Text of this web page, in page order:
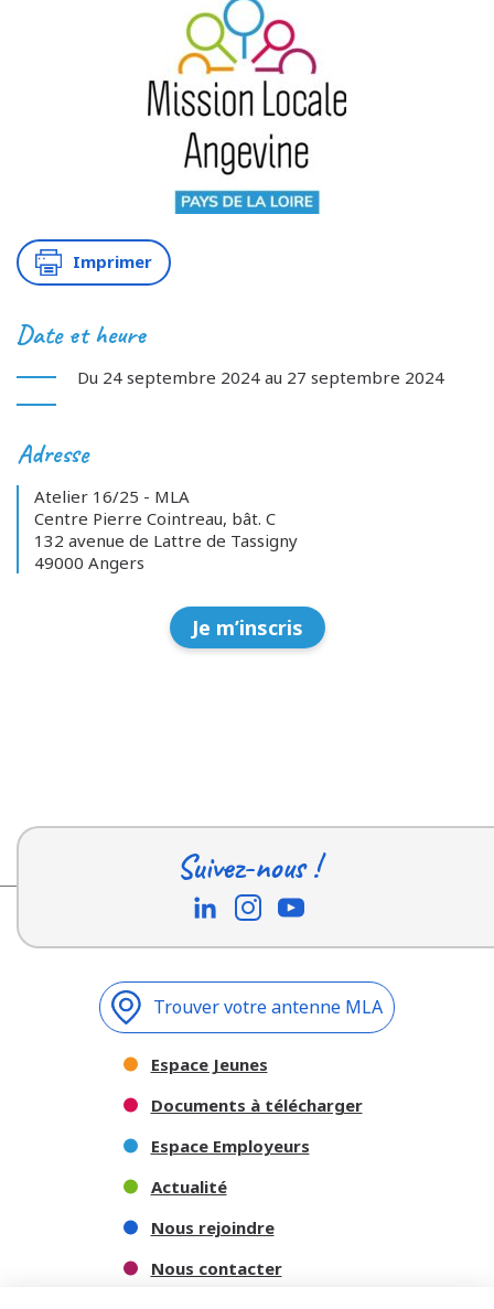
Imprimer
Date et heure
Du 24 septembre 2024 au 27 septembre 2024
Adresse
Atelier 16/25 - MLA
Centre Pierre Cointreau, bât. C
132 avenue de Lattre de Tassigny
49000 Angers
Je m’inscris
Suivez-nous !
Trouver votre antenne MLA
Espace Jeunes
Documents à télécharger
Espace Employeurs
Actualité
Nous rejoindre
Nous contacter